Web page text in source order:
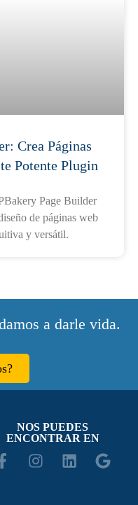
Crea Páginas
Potente Plugin
Page Builder
de páginas web
y versátil.
a darle vida.
NOS PUEDES
ENCONTRAR EN